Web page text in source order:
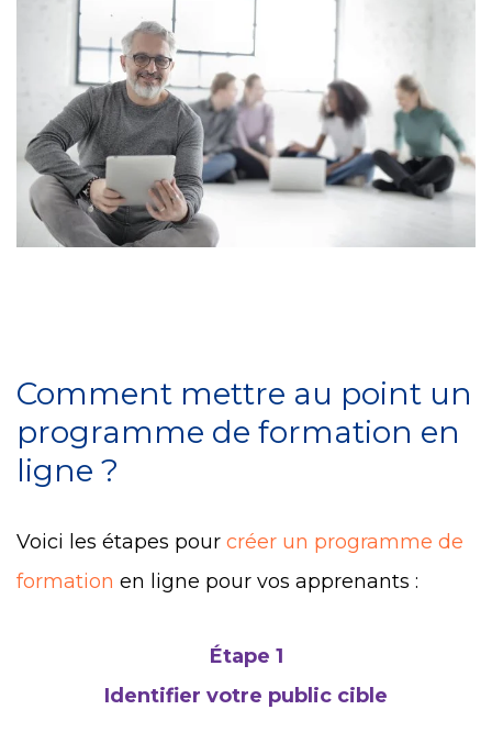
Comment mettre au point un
programme de formation en
ligne ?
Voici les étapes pour créer un programme de
formation en ligne pour vos apprenants :
Étape 1
Identifier votre public cible